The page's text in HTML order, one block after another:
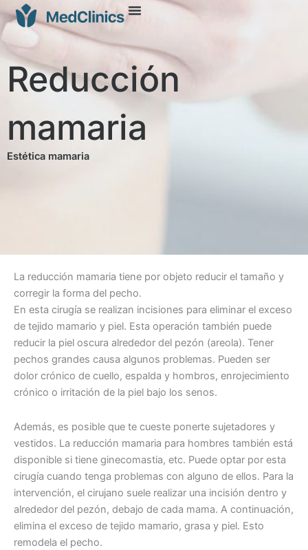
Reducción
mamaria
Estética mamaria
La reducción mamaria tiene por objeto reducir el tamaño y
corregir la forma del pecho.
En esta cirugía se realizan incisiones para eliminar el exceso
de tejido mamario y piel. Esta operación también puede
reducir la piel oscura alrededor del pezón (areola). Tener
pechos grandes causa algunos problemas. Pueden ser
dolor crónico de cuello, espalda y hombros, enrojecimiento
crónico o irritación de la piel bajo los senos.
Además, es posible que te cueste ponerte sujetadores y
vestidos. La reducción mamaria para hombres también está
disponible si tiene ginecomastia, etc. Puede optar por esta
cirugía cuando tenga problemas con alguno de ellos. Para la
intervención, el cirujano suele realizar una incisión dentro y
alrededor del pezón, debajo de cada mama. A continuación,
elimina el exceso de tejido mamario, grasa y piel. Esto
remodela el pecho.